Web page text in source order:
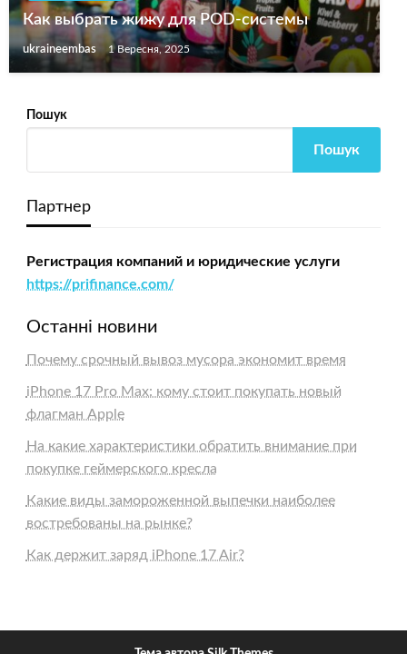
Как выбрать жижу для POD-системы
ukraineembas 1 Вересня, 2025
Пошук
Пошук
Партнер
Регистрация компаний и юридические услуги
https://prifinance.com/
Останні новини
Почему срочный вывоз мусора экономит время
iPhone 17 Pro Max: кому стоит покупать новый
флагман Apple
На какие характеристики обратить внимание при
покупке геймерского кресла
Какие виды замороженной выпечки наиболее
востребованы на рынке?
Как держит заряд iPhone 17 Air?